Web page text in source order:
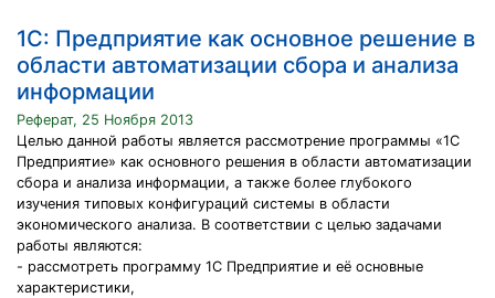
1С: Предприятие как основное решение в
области автоматизации сбора и анализа
информации
Реферат, 25 Ноября 2013
Целью данной работы является рассмотрение программы «1С
Предприятие» как основного решения в области автоматизации
сбора и анализа информации, а также более глубокого
изучения типовых конфигураций системы в области
экономического анализа. В соответствии с целью задачами
работы являются:
- рассмотреть программу 1С Предприятие и её основные
характеристики,